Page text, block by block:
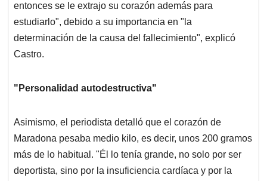
entonces se le extrajo su corazón además para
estudiarlo", debido a su importancia en "la
determinación de la causa del fallecimiento", explicó
Castro.
"Personalidad autodestructiva"
Asimismo, el periodista detalló que el corazón de
Maradona pesaba medio kilo, es decir, unos 200 gramos
más de lo habitual. "Él lo tenía grande, no solo por ser
deportista, sino por la insuficiencia cardíaca y por la